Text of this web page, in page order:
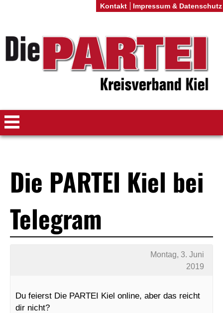
Die PARTEI Kiel bei
Telegram
Montag, 3. Juni
2019
Du feierst Die PARTEI Kiel online, aber das reicht
dir nicht?
Kontakt Impressum & Datenschutz